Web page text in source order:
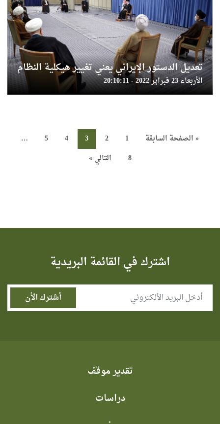
تعديل الدستور الإيراني يعني تغيير هيكلية النظام
الأربعاء 23 فبراير 2022 - 20:10:11
« الصفحة السابقة 1
2
3
4
5
…
8
التالي »
اشترك في القائمة البريدية
تقدير موقف
دراسات